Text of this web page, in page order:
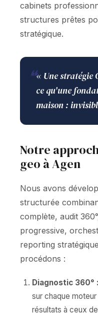
cabinets
structures prêtes
stratégique.
❝« Une stratégie
ce qu'une
maison :
Notre
geo à Agen
Nous avons
structurée
complète, audit
progressive,
reporting
procédons :
Diagnostic 360° :
sur chaque
résultats à ceux